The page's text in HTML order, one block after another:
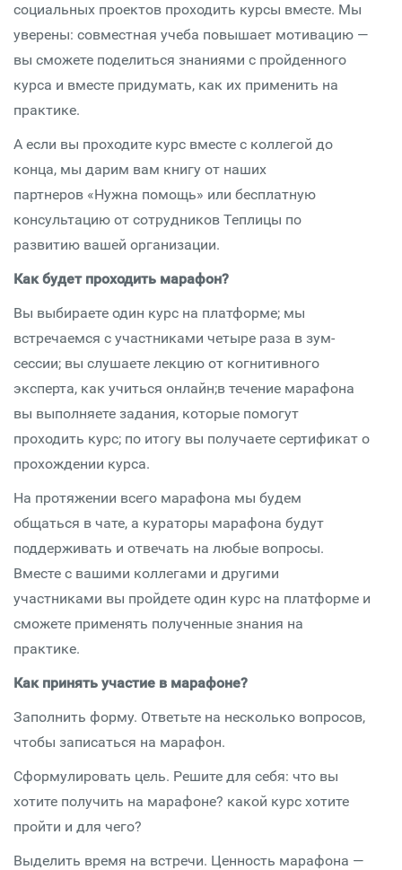
социальных проектов проходить курсы вместе. Мы
уверены: совместная учеба повышает мотивацию —
вы сможете поделиться знаниями с пройденного
курса и вместе придумать, как их применить на
практике.
А если вы проходите курс вместе с коллегой до
конца, мы дарим вам книгу от наших
партнеров «Нужна помощь» или бесплатную
консультацию от сотрудников Теплицы по
развитию вашей организации.
Как будет проходить марафон?
Вы выбираете один курс на платформе; мы
встречаемся с участниками четыре раза в зум-
сессии; вы слушаете лекцию от когнитивного
эксперта, как учиться онлайн;в течение марафона
вы выполняете задания, которые помогут
проходить курс; по итогу вы получаете сертификат о
прохождении курса.
На протяжении всего марафона мы будем
общаться в чате, а кураторы марафона будут
поддерживать и отвечать на любые вопросы.
Вместе с вашими коллегами и другими
участниками вы пройдете один курс на платформе и
сможете применять полученные знания на
практике.
Как принять участие в марафоне?
Заполнить форму. Ответьте на несколько вопросов,
чтобы записаться на марафон.
Сформулировать цель. Решите для себя: что вы
хотите получить на марафоне? какой курс хотите
пройти и для чего?
Выделить время на встречи. Ценность марафона —